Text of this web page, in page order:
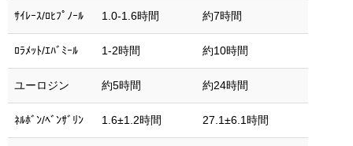
ｻｲﾚｰｽ/ﾛﾋﾌﾟﾉｰﾙ 1.0-1.6時間 約7時間
ﾛﾗﾒｯﾄ/ｴﾊﾞﾐｰﾙ 1-2時間 約10時間
ユーロジン 約5時間 約24時間
ﾈﾙﾎﾞﾝ/ﾍﾞﾝｻﾞﾘﾝ 1.6±1.2時間 27.1±6.1時間